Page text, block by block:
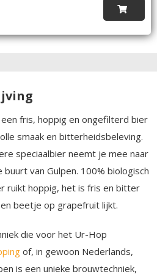
fris, hoppig en ongefilterd bier
smaak en bitterheidsbeleving.
speciaalbier neemt je mee naar
van Gulpen. 100% biologisch
ruikt hoppig, het is fris en bitter
beetje op grapefruit lijkt.
die voor het Ur-Hop
of, in gewoon Nederlands,
is een unieke brouwtechniek,